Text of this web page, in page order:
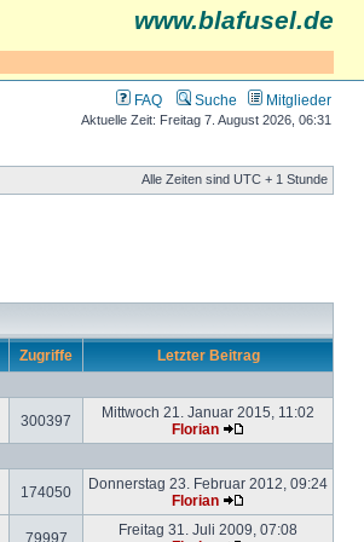
www.blafusel.de
FAQ Suche Mitglieder
Aktuelle Zeit: Freitag 7. August 2026, 06:31
Alle Zeiten sind UTC + 1 Stunde
Zugriffe Letzter Beitrag
300397
Mittwoch 21. Januar 2015, 11:02
Florian
174050
Donnerstag 23. Februar 2012, 09:24
Florian
79997
Freitag 31. Juli 2009, 07:08